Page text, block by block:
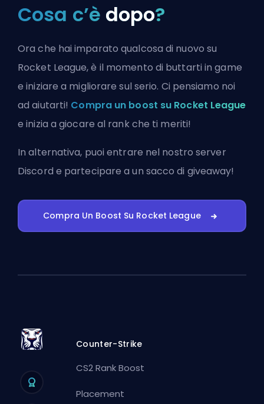
Cosa c’è dopo?
Ora che hai imparato qualcosa di nuovo su
Rocket League, è il momento di buttarti in game
e iniziare a migliorare sul serio. Ci pensiamo noi
ad aiutarti! Compra un boost su Rocket League
e inizia a giocare al rank che ti meriti!
In alternativa, puoientrare nel nostro server
Discord e partecipare a un sacco di giveaway!
Compra Un Boost Su Rocket League
Counter-Strike
CS2 Rank Boost
Placement